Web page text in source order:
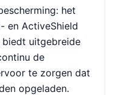
het
en ActiveShield
biedt uitgebreide
de
te zorgen dat
opgeladen.